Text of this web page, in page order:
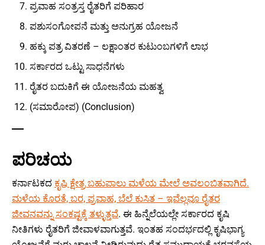
ಪ್ರವಾಹ ಸಂತ್ರಸ್ತ ರೈತರಿಗೆ ಪರಿಹಾರ
ಪಶುಸಂಗೋಪನೆ ಮತ್ತು ಅನುಗ್ರಹ ಯೋಜನೆ
ಹಕ್ಕು ಪತ್ರ ವಿತರಣೆ – ಲಕ್ಷಾಂತರ ಕುಟುಂಬಗಳಿಗೆ ಲಾಭ
ಸರ್ಕಾರದ ಒಟ್ಟು ಸಾಧನೆಗಳು
ರೈತರ ಬದುಕಿಗೆ ಈ ಯೋಜನೆಯ ಮಹತ್ವ
(ಸಮಾರೋಪ) (Conclusion)
ಪರಿಚಯ
ಕರ್ನಾಟಕದ ಕೃಷಿ ಕ್ಷೇತ್ರ ಬಹುಪಾಲು ಮಳೆಯ ಮೇಲೆ ಅವಲಂಬಿತವಾಗಿದೆ.
ಮಳೆಯ ಕೊರತೆ, ಬರ, ಪ್ರವಾಹ, ಬೆಲೆ ಕುಸಿತ – ಇವೆಲ್ಲವೂ ರೈತರ
ಜೀವನವನ್ನು ಸಂಕಷ್ಟಕ್ಕೆ ತಳ್ಳುತ್ತವೆ. ಈ ಹಿನ್ನೆಲೆಯಲ್ಲೇ ಸರ್ಕಾರದ ಕೃಷಿ
ನೀತಿಗಳು ರೈತರಿಗೆ ಜೀವಾಳವಾಗುತ್ತವೆ. ಇಂತಹ ಸಂದರ್ಭದಲ್ಲಿ ಕೃಷಿಭಾಗ್ಯ